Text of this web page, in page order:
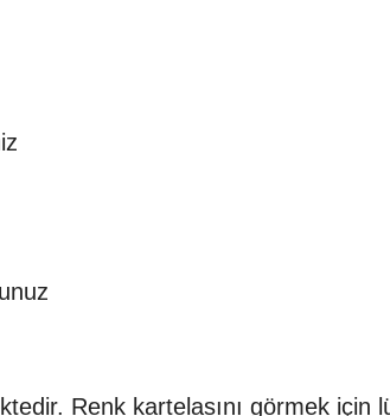
Renk kartelasını görmek için